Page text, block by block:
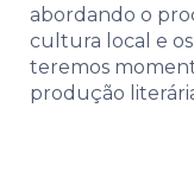
abordando o
cultura local e os
teremos
produção